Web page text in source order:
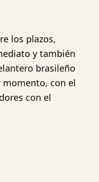
los plazos,
y también
brasileño
momento, con el
con el